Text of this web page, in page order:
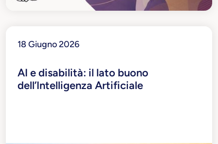
18 Giugno 2026
AI e disabilità: il lato buono
dell’Intelligenza Artificiale